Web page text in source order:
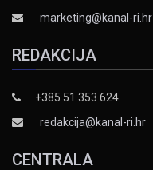
marketing@kanal-ri.hr
REDAKCIJA
+385 51 353 624
redakcija@kanal-ri.hr
CENTRALA